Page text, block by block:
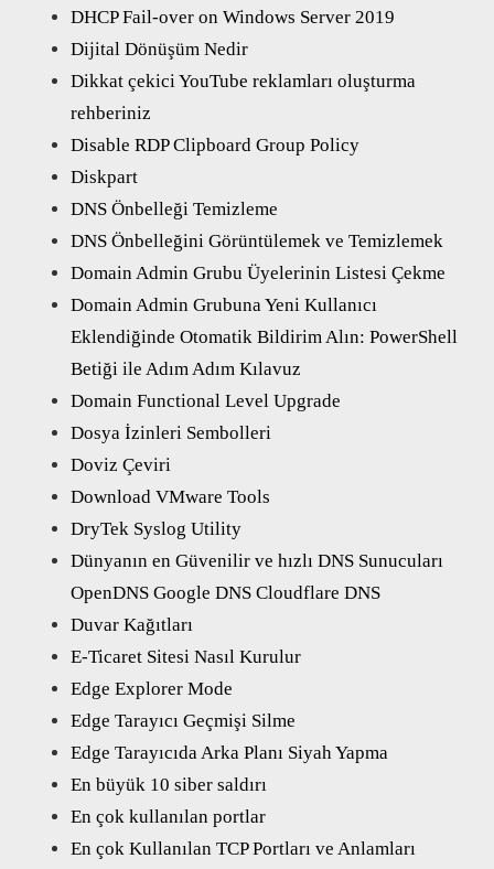
DHCP Fail-over on Windows Server 2019
Dijital Dönüşüm Nedir
Dikkat çekici YouTube reklamları oluşturma
rehberiniz
Disable RDP Clipboard Group Policy
Diskpart
DNS Önbelleği Temizleme
DNS Önbelleğini Görüntülemek ve Temizlemek
Domain Admin Grubu Üyelerinin Listesi Çekme
Domain Admin Grubuna Yeni Kullanıcı
Eklendiğinde Otomatik Bildirim Alın: PowerShell
Betiği ile Adım Adım Kılavuz
Domain Functional Level Upgrade
Dosya İzinleri Sembolleri
Doviz Çeviri
Download VMware Tools
DryTek Syslog Utility
Dünyanın en Güvenilir ve hızlı DNS Sunucuları
OpenDNS Google DNS Cloudflare DNS
Duvar Kağıtları
E-Ticaret Sitesi Nasıl Kurulur
Edge Explorer Mode
Edge Tarayıcı Geçmişi Silme
Edge Tarayıcıda Arka Planı Siyah Yapma
En büyük 10 siber saldırı
En çok kullanılan portlar
En çok Kullanılan TCP Portları ve Anlamları